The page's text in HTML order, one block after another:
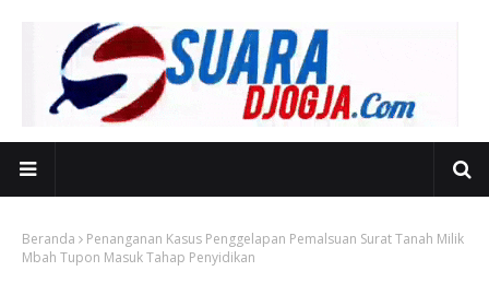
Beranda
Penanganan Kasus Penggelapan Pemalsuan Surat Tanah Milik
Mbah Tupon Masuk Tahap Penyidikan